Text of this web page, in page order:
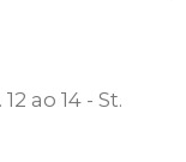
ao 14 - St.